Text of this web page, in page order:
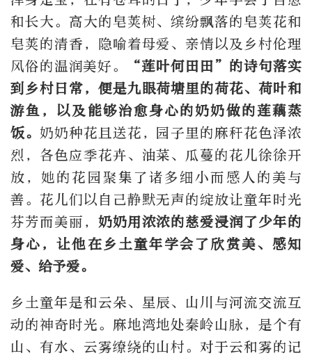
和长大。高大的皂荚树、缤纷飘落的皂荚花和
皂荚的清香，隐喻着母爱、亲情以及乡村伦理
风俗的温润美好。
“莲叶何田田”的诗句落实
到乡村日常，便是九眼荷塘里的荷花、荷叶和
游鱼，以及能够治愈身心的奶奶做的莲藕蒸
饭。 奶奶种花且送花，园子里的麻秆花色泽浓
烈，各色应季花卉、油菜、瓜蔓的花儿徐徐开
放，她的花园聚集了诸多细小而感人的美与
善。花儿们以自己静默无声的绽放让童年时光
芬芳而美丽， 奶奶用浓浓的慈爱浸润了少年的
身心，让他在乡土童年学会了欣赏美、感知
爱、给予爱。
乡土童年是和云朵、星辰、山川与河流交流互
动的神奇时光。麻地湾地处秦岭山脉，是个有
山、有水、云雾缭绕的山村。对于云和雾的记